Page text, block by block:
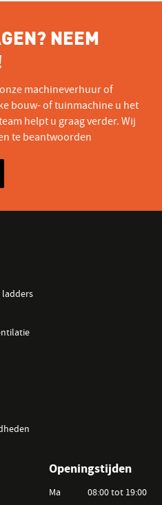
NEEM
machineverhuur of
bouw- of tuinmachine u het
helpt u graag verder. Wij
te beantwoorden
ladders
Openingstijden
Ma
08:00 tot 19:00